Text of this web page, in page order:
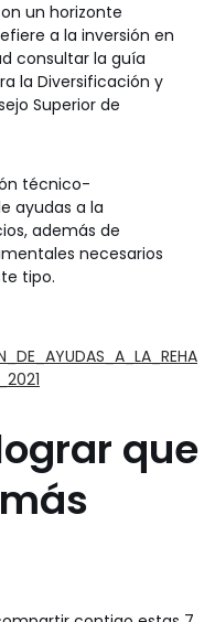
un horizonte
a la inversión en
consultar la guía
la Diversificación y
Superior de
técnico-
ayudas a la
además de
necesarios
tipo.
que